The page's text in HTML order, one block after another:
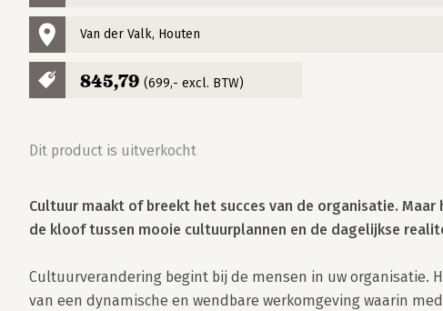
Van der Valk, Houten
845,79 (699,- excl. BTW)
Dit product is uitverkocht
Cultuur maakt of breekt het succes van de organisatie. Maar
de kloof tussen mooie cultuurplannen en de dagelijkse
Cultuurverandering begint bij de mensen in uw organisatie.
van een dynamische en wendbare werkomgeving waarin